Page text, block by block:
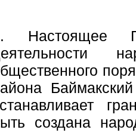
Настоящее
создана